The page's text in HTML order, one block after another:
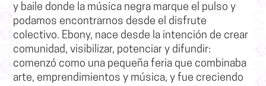
y baile donde la música negra marque el pulso y
podamos encontrarnos desde el disfrute
colectivo. Ebony, nace desde la intención de crear
comunidad, visibilizar, potenciar y difundir:
comenzó como una pequeña feria que combinaba
arte, emprendimientos y música, y fue creciendo